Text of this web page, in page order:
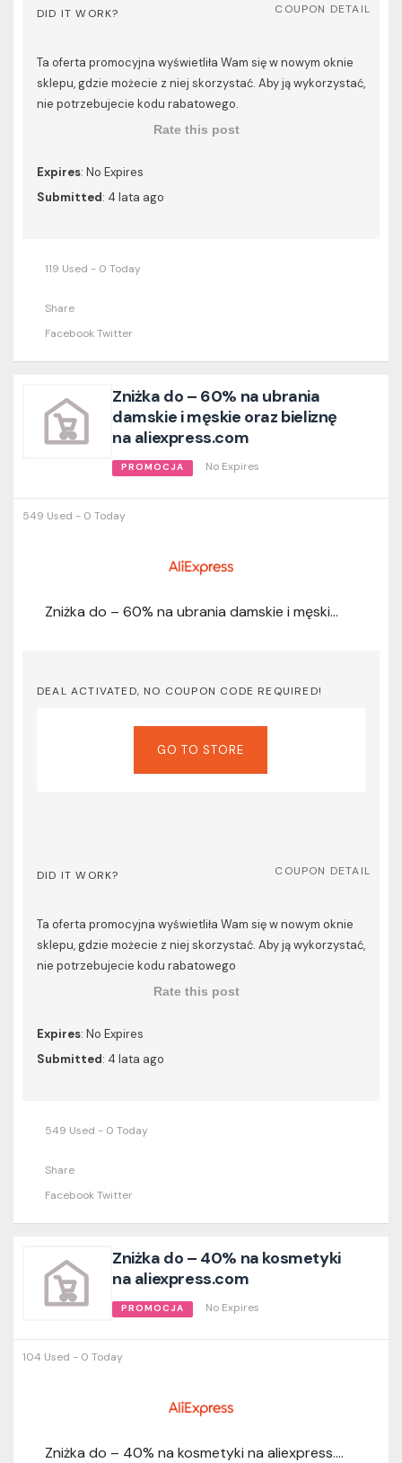
DID IT WORK? COUPON DETAIL
Ta oferta promocyjna wyświetliła Wam się w nowym oknie
sklepu, gdzie możecie z niej skorzystać. Aby ją wykorzystać,
nie potrzebujecie kodu rabatowego.
Rate this post
Expires: No Expires
Submitted: 4 lata ago
119 Used - 0 Today
Share
FacebookTwitter
Zniżka do – 60% na ubrania
damskie i męskie oraz bieliznę
na aliexpress.com
PROMOCJA No Expires
549 Used - 0 Today
Zniżka do – 60% na ubrania damskie i męskie oraz bieliznę na aliexpress.com
DEAL ACTIVATED, NO COUPON CODE REQUIRED!
GO TO STORE
DID IT WORK? COUPON DETAIL
Ta oferta promocyjna wyświetliła Wam się w nowym oknie
sklepu, gdzie możecie z niej skorzystać. Aby ją wykorzystać,
nie potrzebujecie kodu rabatowego
Rate this post
Expires: No Expires
Submitted: 4 lata ago
549 Used - 0 Today
Share
FacebookTwitter
Zniżka do – 40% na kosmetyki
na aliexpress.com
PROMOCJA No Expires
104 Used - 0 Today
Zniżka do – 40% na kosmetyki na aliexpress.com